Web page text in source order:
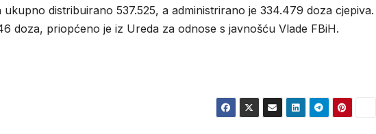
ukupno distribuirano 537.525, a administrirano je 334.479 doza cjepiva.
doza, priopćeno je iz Ureda za odnose s javnošću Vlade FBiH.